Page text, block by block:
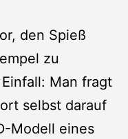
den Spieß
zu
Man fragt
selbst darauf
Modell eines